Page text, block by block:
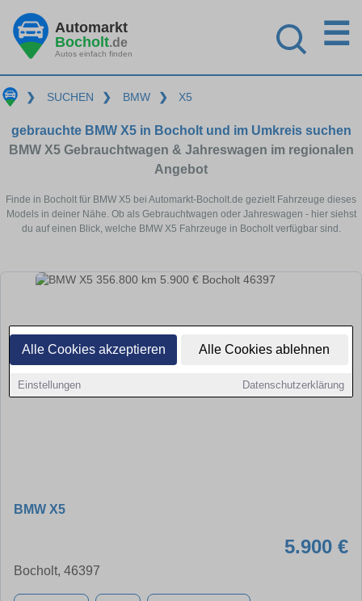
Alle Cookies akzeptieren Alle Cookies ablehnen
Einstellungen Datenschutzerklärung
Automarkt
Bocholt.de
Autos einfach finden
☰
❯ SUCHEN ❯ BMW ❯ X5
gebrauchte BMW X5 in Bocholt und im Umkreis suchen
BMW X5 Gebrauchtwagen & Jahreswagen im regionalen
Angebot
Finde in Bocholt für BMW X5 bei Automarkt-Bocholt.de gezielt Fahrzeuge dieses
Models in deiner Nähe. Ob als Gebrauchtwagen oder Jahreswagen - hier siehst
du auf einen Blick, welche BMW X5 Fahrzeuge in Bocholt verfügbar sind.
BMW X5
5.900 €
Bocholt, 46397